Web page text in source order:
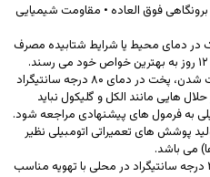
فوق العاده • مقاومت شیمیایی
در دمای محیط یا شرایط شتابیده مصرف
می شود. • پوشش ها پس از گذشت ۱۰ تا ۱۲ روز به بهترین خواص خود می رسند.
لیکن برای سرعت بخشیدن به فرآیند سخت شدن، پخت در دمای ۸۰ درجه سانتیگراد
از حلال هایی مانند الکل و گلیکول نباید
به فرمول های پیشنهادی مراجعه شود.
پوشش های تعمیراتی اتومبیلی نظیر
می باشد.
• در ظروف در بسته و پایین تر از دمای ۳۵ درجه سانتیگراد در محلی با تهویه مناسب